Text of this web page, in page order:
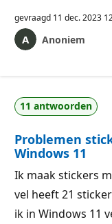
gevraagd 11 dec. 2023
Anoniem
11 antwoorden
Problemen
Windows 11
Ik maak stickers
vel heeft 21
ik in Windows 11